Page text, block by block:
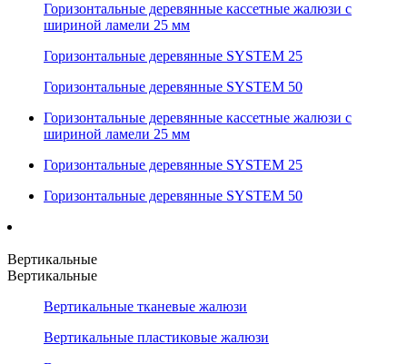
Горизонтальные деревянные кассетные жалюзи с
шириной ламели 25 мм
Горизонтальные деревянные SYSTEM 25
Горизонтальные деревянные SYSTEM 50
Горизонтальные деревянные кассетные жалюзи с
шириной ламели 25 мм
Горизонтальные деревянные SYSTEM 25
Горизонтальные деревянные SYSTEM 50
Вертикальные
Вертикальные
Вертикальные тканевые жалюзи
Вертикальные пластиковые жалюзи